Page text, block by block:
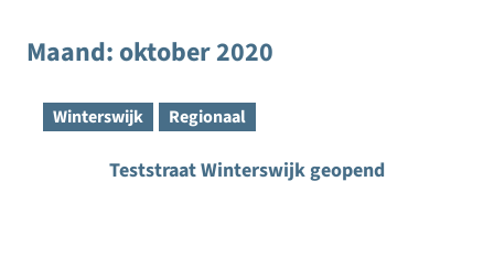
Maand: oktober 2020
Winterswijk Regionaal
Teststraat Winterswijk geopend